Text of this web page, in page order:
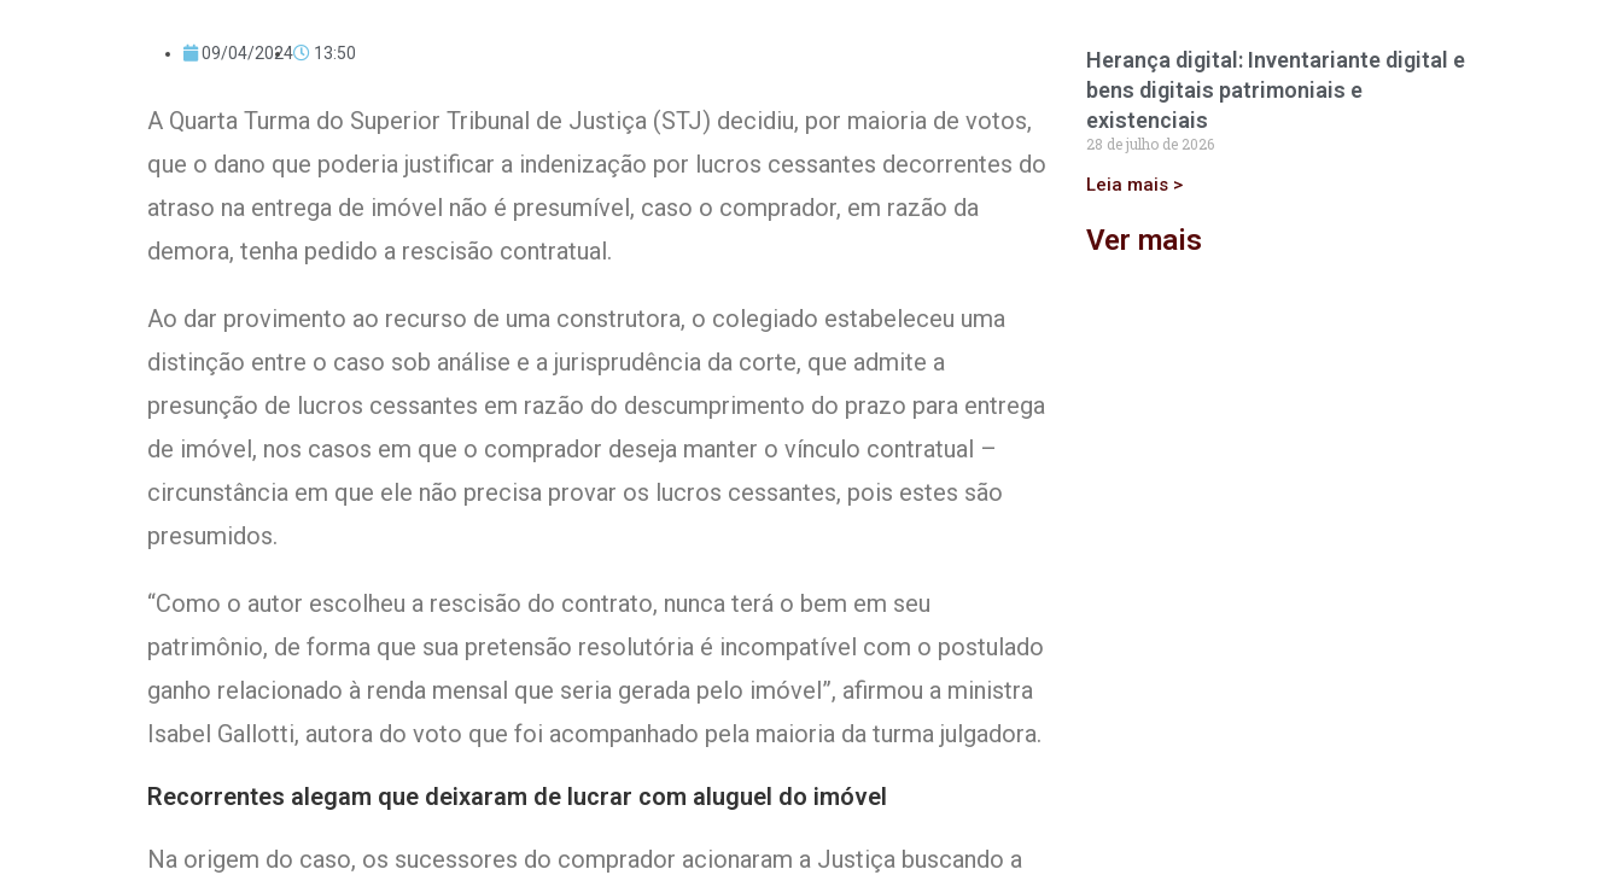
09/04/2024 13:50
​A Quarta Turma do Superior Tribunal de Justiça (STJ) decidiu, por maioria de votos,
que o dano que poderia justificar a indenização por lucros cessantes decorrentes do
atraso na entrega de imóvel não é presumível, caso o comprador, em razão da
demora, tenha pedido a rescisão contratual.
Ao dar provimento ao recurso de uma construtora, o colegiado estabeleceu uma
distinção entre o caso sob análise e a jurisprudência da corte, que admite a
presunção de lucros cessantes em razão do descumprimento do prazo para entrega
de imóvel, nos casos em que o comprador deseja manter o vínculo contratual –
circunstância em que ele não precisa provar os lucros cessantes, pois estes são
presumidos.
“Como o autor escolheu a rescisão do contrato, nunca terá o bem em seu
patrimônio, de forma que sua pretensão resolutória é incompatível com o postulado
ganho relacionado à renda mensal que seria gerada pelo imóvel”, afirmou a ministra
Isabel Gallotti, autora do voto que foi acompanhado pela maioria da turma julgadora.
Recorrentes alegam que deixaram de lucrar com aluguel do imóvel
Na origem do caso, os sucessores do comprador acionaram a Justiça buscando a
Herança digital: Inventariante digital e
bens digitais patrimoniais e
existenciais
28 de julho de 2026
Leia mais >
Ver mais